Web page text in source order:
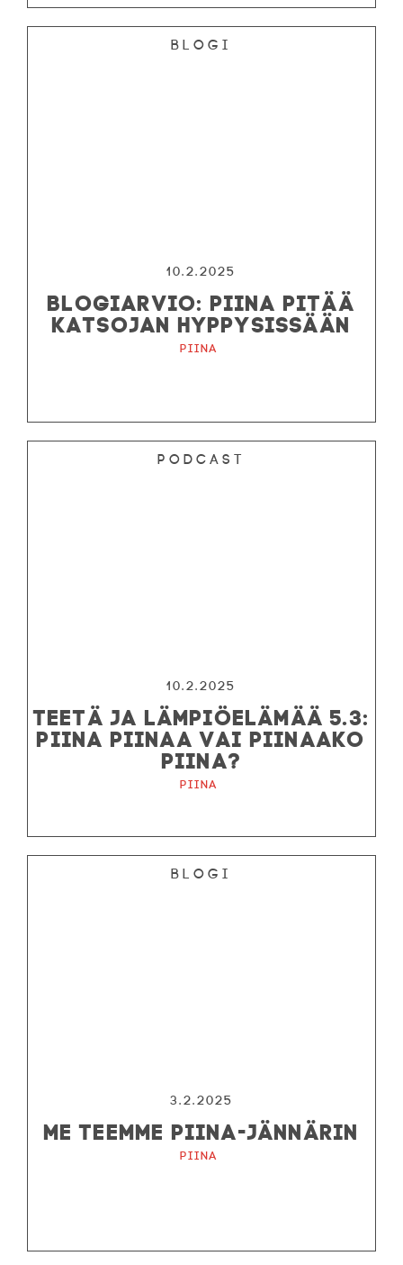
Blogi
10.2.2025
BLOGIARVIO: PIINA PITÄÄ
KATSOJAN HYPPYSISSÄÄN
Piina
Podcast
10.2.2025
TEETÄ JA LÄMPIÖELÄMÄÄ 5.3:
PIINA PIINAA VAI PIINAAKO
PIINA?
Piina
Blogi
3.2.2025
ME TEEMME PIINA-JÄNNÄRIN
Piina